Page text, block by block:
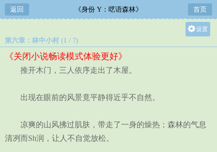
返回 《身份 Y：呓语森林》 首页
设置
第六章：林中小村 (1 / 7)
《关闭小说畅读模式体验更好》
推开木门，三人依序走出了木屋。
出现在眼前的风景竟平静得近乎不自然。
凉爽的山风拂过肌肤，带走了一身的燥热；森林的气息
清冽而Sh润，让人不自觉放松。